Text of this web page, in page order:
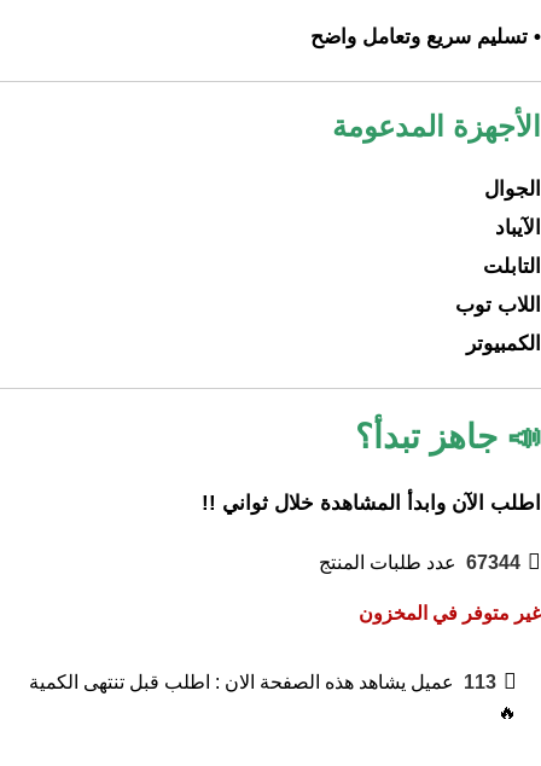
• تسليم سريع وتعامل واضح
الأجهزة المدعومة
الجوال
الآيباد
التابلت
اللاب توب
الكمبيوتر
📣 جاهز تبدأ؟
اطلب الآن وابدأ المشاهدة خلال ثواني !!
67344 عدد طلبات المنتج
غير متوفر في المخزون
113
عميل يشاهد هذه الصفحة الان : اطلب قبل تنتهى الكمية
🔥